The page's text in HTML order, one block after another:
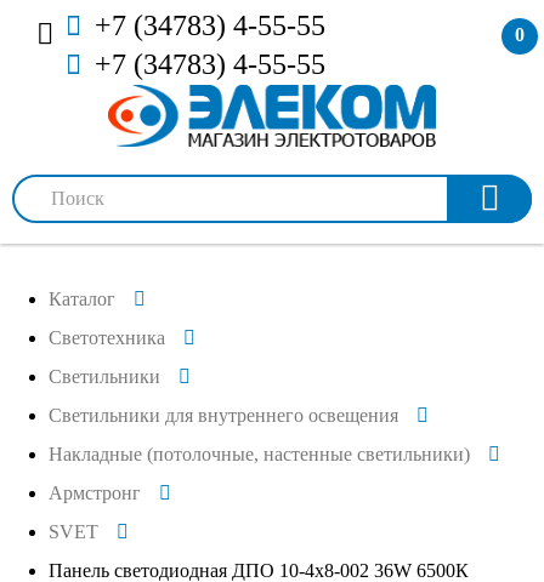
+7 (34783) 4-55-55
+7 (34783) 4-55-55
0
Каталог
Светотехника
Светильники
Светильники для внутреннего освещения
Накладные (потолочные, настенные светильники)
Армстронг
SVET
Панель светодиодная ДПО 10-4х8-002 36W 6500К